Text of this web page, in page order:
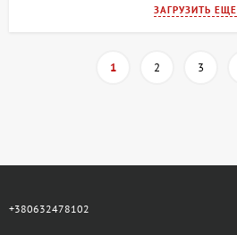
ЗАГРУЗИТЬ ЕЩЕ
1 2 3
+380632478102